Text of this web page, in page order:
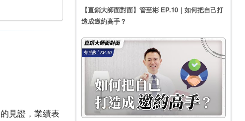
見證，業績表
【直銷大師面對面】管至彬 EP.10｜如何把自己打
造成邀約高手？